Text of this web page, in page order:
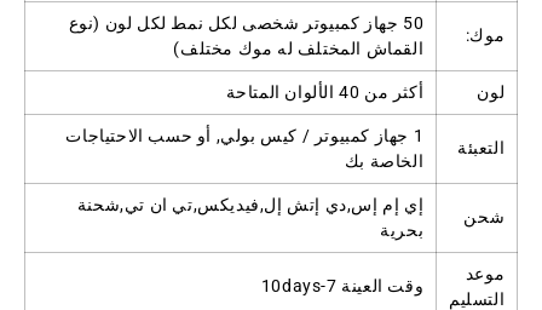
موك:
50 جهاز كمبيوتر شخصى لكل نمط لكل لون (نوع
القماش المختلف له موك مختلف)
لون أكثر من 40 الألوان المتاحة
التعبئة
1 جهاز كمبيوتر / كيس بولي, أو حسب الاحتياجات
الخاصة بك
شحن
إي إم إس,دي إتش إل,فيديكس,تي ان تي,شحنة
بحرية
موعد
التسليم
وقت العينة 7-10days